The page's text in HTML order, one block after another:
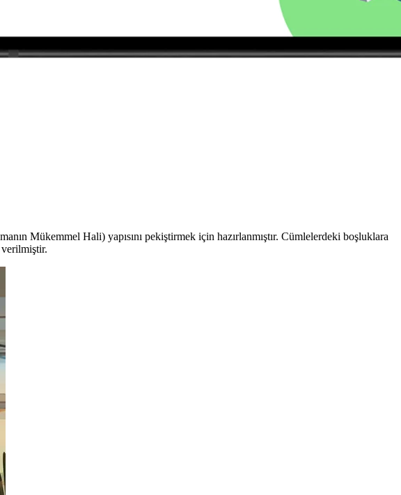
Mükemmel Hali) yapısını pekiştirmek için hazırlanmıştır. Cümlelerdeki boşluklara